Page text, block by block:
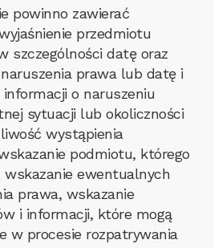
powinno zawierać
przedmiotu
szczególności datę oraz
prawa lub datę i
o naruszeniu
sytuacji lub okoliczności
wystąpienia
podmiotu, którego
wskazanie ewentualnych
prawa, wskazanie
i informacji, które mogą
w procesie rozpatrywania